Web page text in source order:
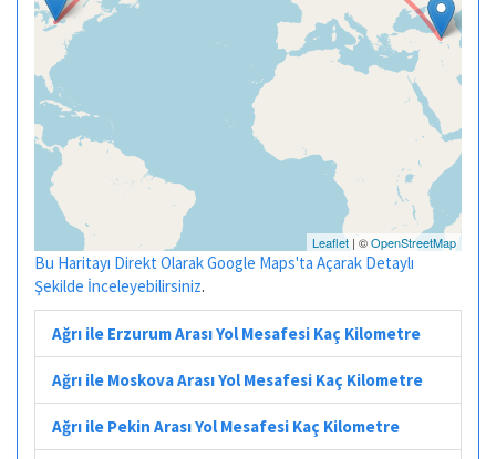
Leaflet | ©OpenStreetMap
Bu Haritayı Direkt Olarak Google Maps'ta Açarak Detaylı
Şekilde İnceleyebilirsiniz.
Ağrı ile Erzurum Arası Yol Mesafesi Kaç Kilometre
Ağrı ile Moskova Arası Yol Mesafesi Kaç Kilometre
Ağrı ile Pekin Arası Yol Mesafesi Kaç Kilometre